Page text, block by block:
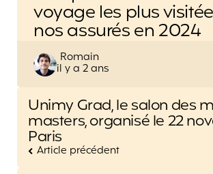
voyage les plus
nos assurés en 2024
Posted
by
Romain
il y a 2 ans
Post
navigation
Unimy Grad, le salon des
masters, organisé le 22
Paris
Article précédent